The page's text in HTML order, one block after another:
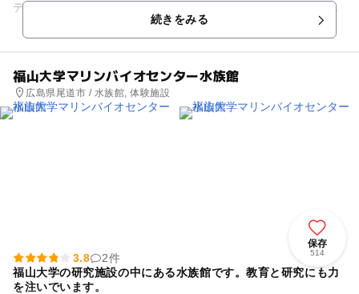
デッキをつなぐ大型複合遊具やローラースライダー、ターザン
ロープなどが人気ですが、...続きをみる
福山大学マリンバイオセンター水族館
広島県尾道市 / 水族館, 体験施設
保存
514
3.8
2件
福山大学の研究施設の中にある水族館です。教育と研究にも力
を注いでいます。